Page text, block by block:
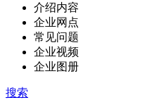
介绍内容
企业网点
常见问题
企业视频
企业图册
搜索